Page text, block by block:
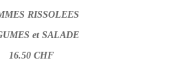
RISSOLEES
et SALADE
16.50 CHF